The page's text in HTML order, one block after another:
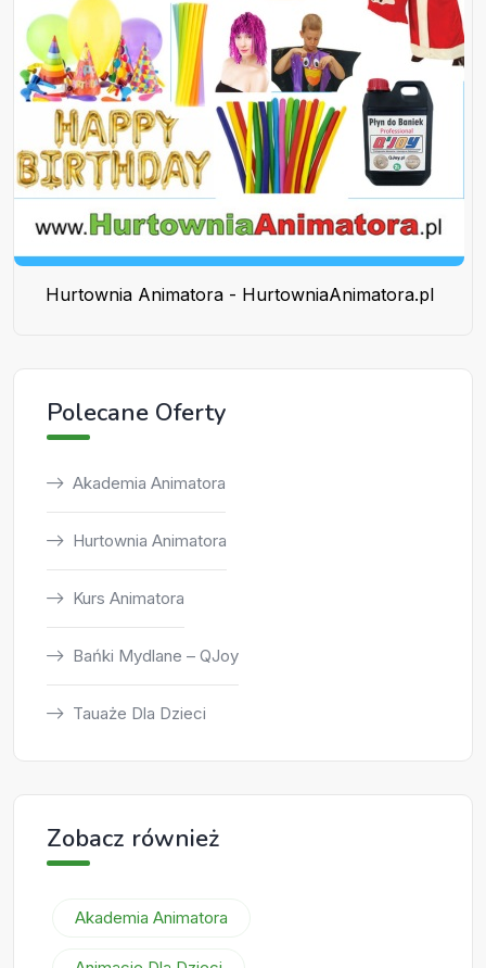
Hurtownia Animatora - HurtowniaAnimatora.pl
Polecane Oferty
Akademia Animatora
Hurtownia Animatora
Kurs Animatora
Bańki Mydlane – QJoy
Tauaże Dla Dzieci
Zobacz również
Akademia Animatora